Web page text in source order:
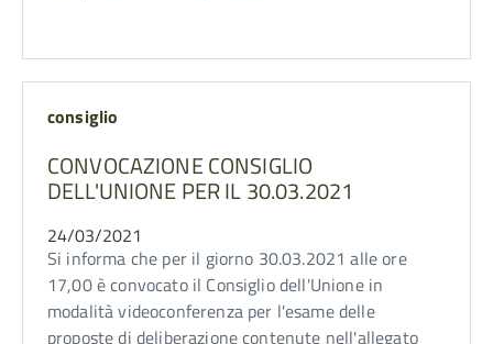
consiglio
CONVOCAZIONE CONSIGLIO
DELL'UNIONE PER IL 30.03.2021
24/03/2021
Si informa che per il giorno 30.03.2021 alle ore
17,00 è convocato il Consiglio dell'Unione in
modalità videoconferenza per l'esame delle
proposte di deliberazione contenute nell'allegato